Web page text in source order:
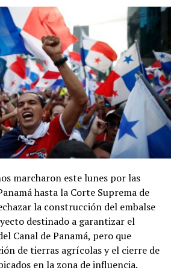
y 2024 la recaudación tributaria
de 11.9 % a 11.3 % del PIB, en
de 0.2 puntos
por el promedio regional.
ADVERTISEMENT
las estadísticas del Ministerio
(MEF), que muestran una
en los ingresos del Gobierno
los ingresos tributarios y el
a 7.1 % en 2025, mientras que
Gobierno Central disminuyeron
el mismo período.
marcharon este lunes por las
hasta la Corte Suprema de
la construcción del embalse
destinado a garantizar el
Canal de Panamá, pero que
de tierras agrícolas y el cierre de
en la zona de influencia.